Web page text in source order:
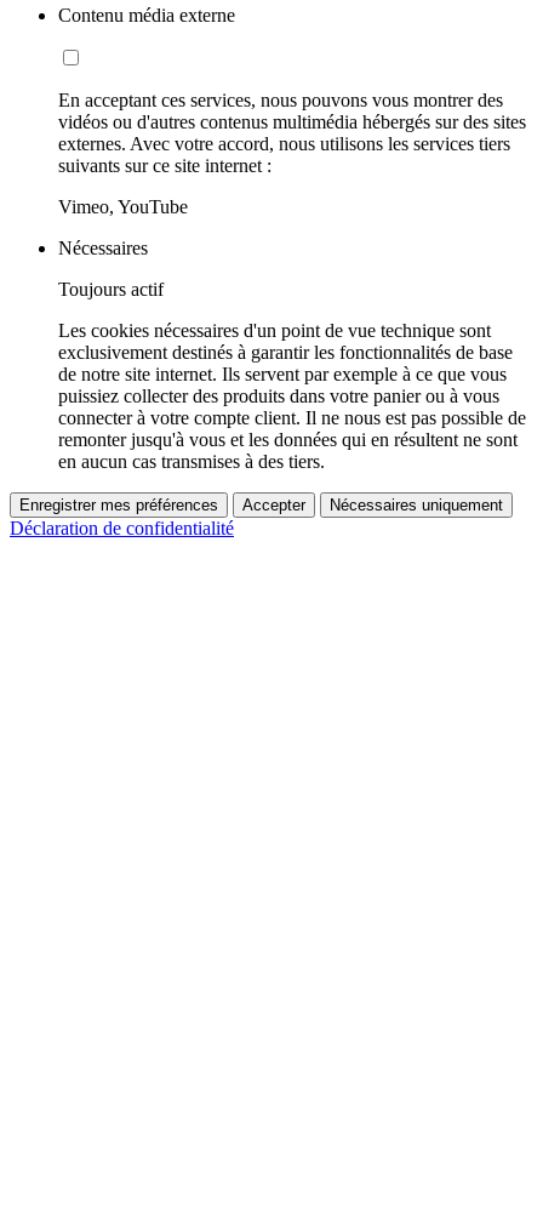
Contenu média externe
En acceptant ces services, nous pouvons vous montrer des
vidéos ou d'autres contenus multimédia hébergés sur des sites
externes. Avec votre accord, nous utilisons les services tiers
suivants sur ce site internet :
Vimeo, YouTube
Nécessaires
Toujours actif
Les cookies nécessaires d'un point de vue technique sont
exclusivement destinés à garantir les fonctionnalités de base
de notre site internet. Ils servent par exemple à ce que vous
puissiez collecter des produits dans votre panier ou à vous
connecter à votre compte client. Il ne nous est pas possible de
remonter jusqu'à vous et les données qui en résultent ne sont
en aucun cas transmises à des tiers.
Enregistrer mes préférences Accepter Nécessaires uniquement
Déclaration de confidentialité